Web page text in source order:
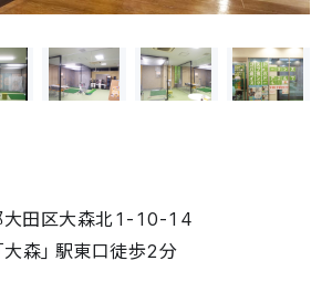
田区大森北1-10-14
森」駅東口徒歩2分